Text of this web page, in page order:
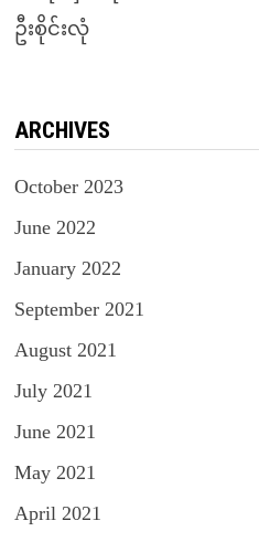
ဦးစိုင်းလုံ
ARCHIVES
October 2023
June 2022
January 2022
September 2021
August 2021
July 2021
June 2021
May 2021
April 2021